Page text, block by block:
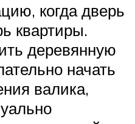
когда дверь
квартиры.
деревянную
начать
валика,